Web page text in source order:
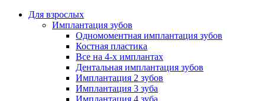
Для взрослых
Имплантация зубов
Одномоментная имплантация зубов
Костная пластика
Все на 4-х имплантах
Дентальная имплантация зубов
Имплантация 2 зубов
Имплантация 3 зуба
Имплантация 4 зуба